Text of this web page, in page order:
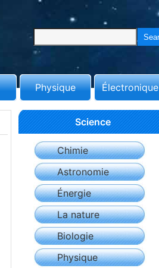
Physique Électronique
Science
Chimie
Astronomie
Énergie
La nature
Biologie
Physique